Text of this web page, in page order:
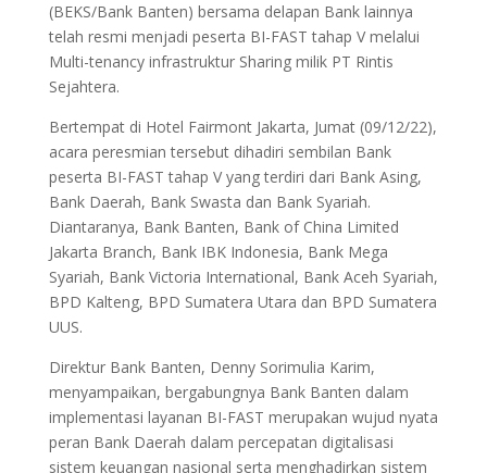
(BEKS/Bank Banten) bersama delapan Bank lainnya
telah resmi menjadi peserta BI-FAST tahap V melalui
Multi-tenancy infrastruktur Sharing milik PT Rintis
Sejahtera.
Bertempat di Hotel Fairmont Jakarta, Jumat (09/12/22),
acara peresmian tersebut dihadiri sembilan Bank
peserta BI-FAST tahap V yang terdiri dari Bank Asing,
Bank Daerah, Bank Swasta dan Bank Syariah.
Diantaranya, Bank Banten, Bank of China Limited
Jakarta Branch, Bank IBK Indonesia, Bank Mega
Syariah, Bank Victoria International, Bank Aceh Syariah,
BPD Kalteng, BPD Sumatera Utara dan BPD Sumatera
UUS.
Direktur Bank Banten, Denny Sorimulia Karim,
menyampaikan, bergabungnya Bank Banten dalam
implementasi layanan BI-FAST merupakan wujud nyata
peran Bank Daerah dalam percepatan digitalisasi
sistem keuangan nasional serta menghadirkan sistem